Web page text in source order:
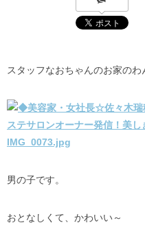
スタッフなおちゃんのお家のわ
男の子です。
おとなしくて、かわいい～